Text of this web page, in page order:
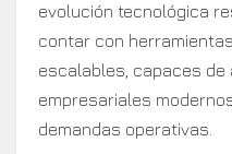
evolución tecnológica
contar con
escalables, capaces
empresariales
demandas operativas.